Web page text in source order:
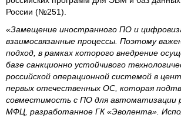
России (№251).
«Замещение иностранного ПО и
взаимосвязанные процессы. Поэтому
подход, в рамках которого внедрение
базе санкционно устойчивого
российской операционной системой в
первых отечественных ОС, которая
совместимость с ПО для автоматизации
МФЦ, разработанное ГК «Эволента».